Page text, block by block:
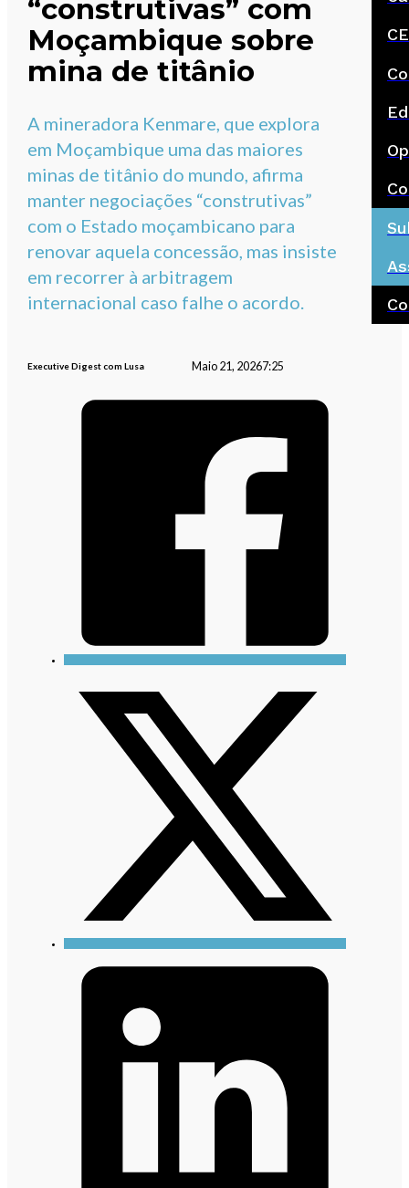
“construtivas” com
Moçambique sobre
mina de titânio
A mineradora Kenmare, que explora
em Moçambique uma das maiores
minas de titânio do mundo, afirma
manter negociações “construtivas”
com o Estado moçambicano para
renovar aquela concessão, mas insiste
em recorrer à arbitragem
internacional caso falhe o acordo.
Executive Digest com Lusa Maio 21, 20267:25